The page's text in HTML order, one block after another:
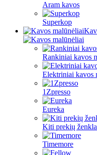
Aram kavos
Superkop
Rankiniai kavos
Elektriniai kavos
1Zpresso
Eureka
Kiti prekių
Timemore